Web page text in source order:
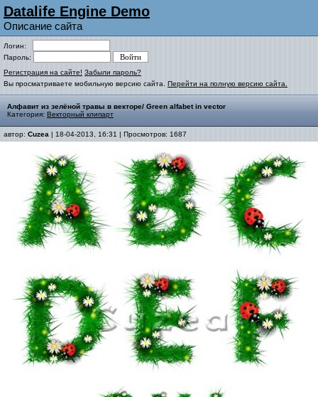
Datalife Engine Demo
Описание сайта
Логин:
Пароль:
Регистрация на сайте! Забыли пароль?
Вы просматриваете мобильную версию сайта. Перейти на полную версию сайта.
Алфавит из зелёной травы в векторе/ Green alfabet in vector
Категория: Векторный клипарт
автор: Cuzea | 18-04-2013, 16:31 | Просмотров: 1687